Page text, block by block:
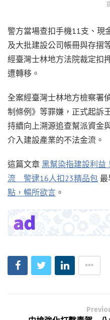
警方當場查扣手機11支、現
及大批建設公司帳冊與存摺
經臺灣士林地方法院裁定扣
遭轉移。
全案經臺灣士林地方檢察署
制條例》等罪嫌，正式起訴
持續向上溯源追查幫派資金
介入建設產業的不法金流。
這篇文章 黑幫染指建設利益
流 警逮16人扣23精品包
點，暢所欲言 。